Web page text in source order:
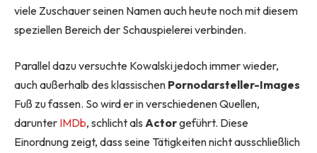
viele Zuschauer seinen Namen auch heute noch mit diesem
speziellen Bereich der Schauspielerei verbinden.
Parallel dazu versuchte Kowalski jedoch immer wieder,
auch außerhalb des klassischen Pornodarsteller-Images
Fuß zu fassen. So wird er in verschiedenen Quellen,
darunter IMDb, schlicht als Actorgeführt. Diese
Einordnung zeigt, dass seine Tätigkeiten nicht ausschließlich